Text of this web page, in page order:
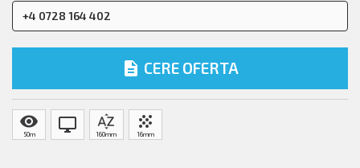
+4 0728 164 402
description CERE OFERTA
visibility
50m desktop_windows sort_by_alpha
160mm
grain
16mm